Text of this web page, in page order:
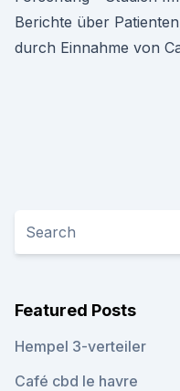
Berichte über
durch Einnahme von
Featured Posts
Hempel 3-verteiler
Café cbd le havre